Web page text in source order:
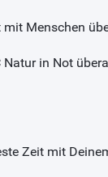
Menschen
in Not
Zeit mit